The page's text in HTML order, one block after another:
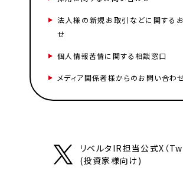
法人様の新規お取引などに関する
せ
個人情報苦情に関する相談窓口
メディア関係者様からのお問い合わ
リベルタIR担当公式X（
(投資家様向け)